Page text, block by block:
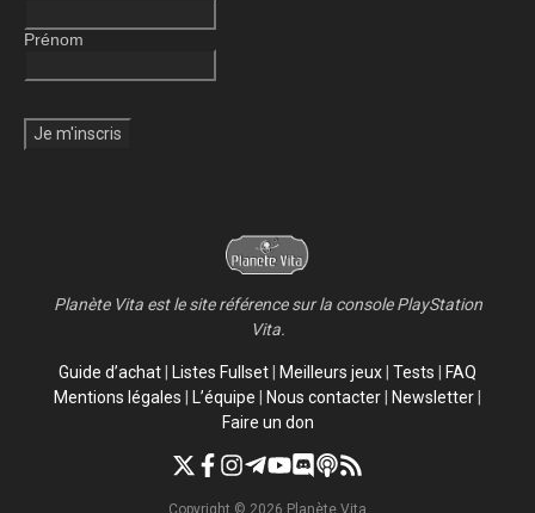
Prénom
Planète Vita est le site référence sur la console PlayStation
Vita.
Guide d’achat Listes Fullset Meilleurs jeux Tests
FAQ
Mentions légales
L’équipe Nous contacter Newsletter
Faire un don